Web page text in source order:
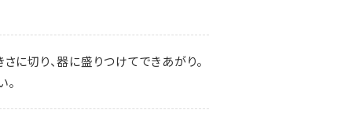
に切り、器に盛りつけてできあがり。